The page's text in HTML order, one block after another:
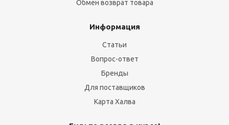
Обмен возврат товара
Информация
Статьи
Вопрос-ответ
Бренды
Для поставщиков
Карта Халва